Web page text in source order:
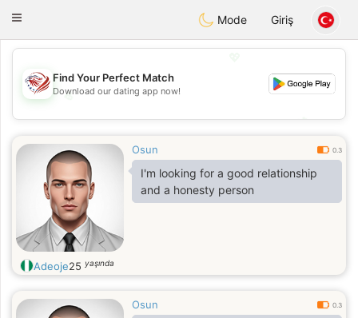
Dating
Toggle
Mode Giriş
💖
💕
Find Your Perfect Match
Download our dating app now!
Osun 0.3
I'm looking for a good relationship
and a honesty person
Adeoje25 yaşında
Osun 0.3